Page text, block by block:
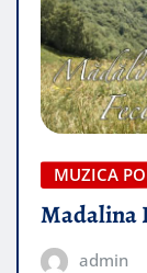
MUZICA
Madalina
admin